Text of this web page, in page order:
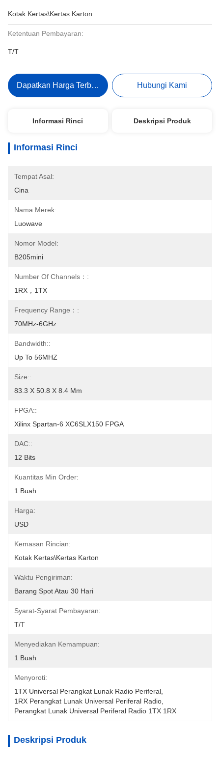
Kotak Kertas\Kertas Karton
Ketentuan Pembayaran:
T/T
Dapatkan Harga Terbaik Hubungi Kami
Informasi Rinci Deskripsi Produk
Informasi Rinci
Tempat Asal:
Cina
Nama Merek:
Luowave
Nomor Model:
B205mini
Number Of Channels：:
1RX，1TX
Frequency Range：:
70MHz-6GHz
Bandwidth::
Up To 56MHZ
Size::
83.3 X 50.8 X 8.4 Mm
FPGA::
Xilinx Spartan-6 XC6SLX150 FPGA
DAC::
12 Bits
Kuantitas Min Order:
1 Buah
Harga:
USD
Kemasan Rincian:
Kotak Kertas\Kertas Karton
Waktu Pengiriman:
Barang Spot Atau 30 Hari
Syarat-Syarat Pembayaran:
T/T
Menyediakan Kemampuan:
1 Buah
Menyoroti:
1TX Universal Perangkat Lunak Radio Periferal
1RX Perangkat Lunak Universal Periferal Radio
Perangkat Lunak Universal Periferal Radio 1TX 1RX
Deskripsi Produk